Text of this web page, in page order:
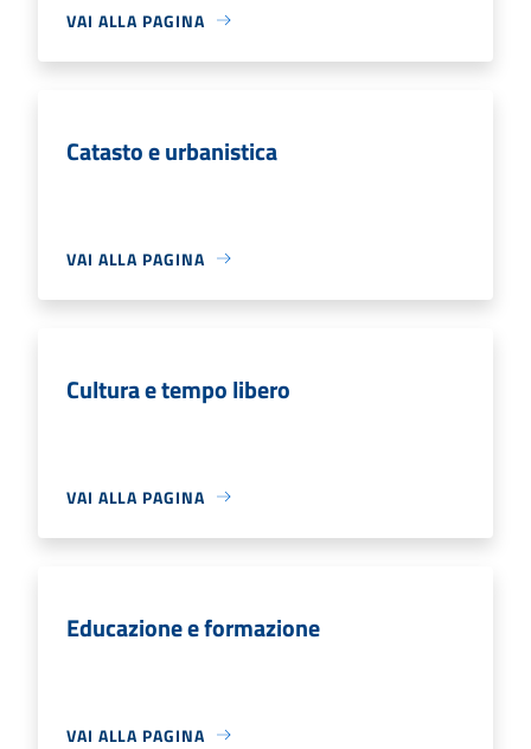
VAI ALLA PAGINA
Catasto e urbanistica
VAI ALLA PAGINA
Cultura e tempo libero
VAI ALLA PAGINA
Educazione e formazione
VAI ALLA PAGINA